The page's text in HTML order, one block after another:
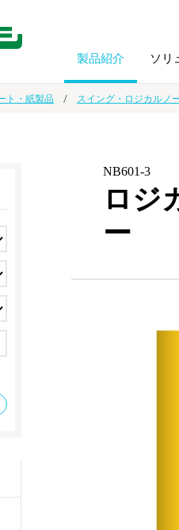
製品紹介
ノー
ン・
連
用品
ソリ
ルティ制作
ニングサービス
ト・紙製品 スイング・ロジカルノ
NB601-3
ロジ
ー